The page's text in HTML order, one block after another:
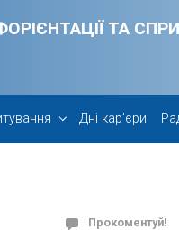
ТА
Дні кар’єри
Прокоментуй!